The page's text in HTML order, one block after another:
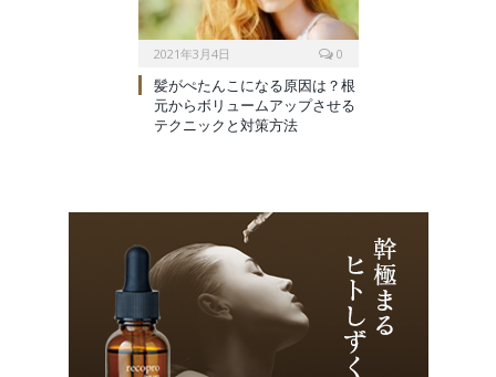
2021年3月4日
0
髪がぺたんこになる原因は？根
元からボリュームアップさせる
テクニックと対策方法